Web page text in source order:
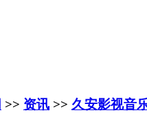
>> 资讯 >> 久安影视音